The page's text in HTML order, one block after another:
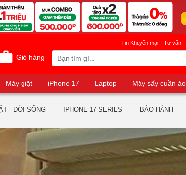
Giỏ hàng
Tin Khuyến mại Tư vấn
Máy giặt iPhone 17 Laptop
Máy sấy quần áo
- ĐỜI SỐNG IPHONE 17 SERIES BẢO HÀNH